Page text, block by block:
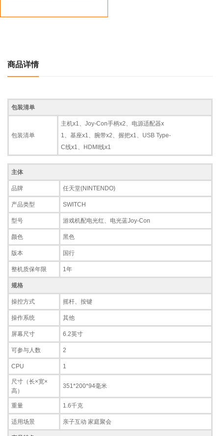
商品详情
包装清单
包装清单
主机x1、Joy-Con手柄x2、电源适配器x
1、基座x1、腕带x2、握把x1、USB Type-
C线x1、HDMI线x1
主体
品牌 任天堂(NINTENDO)
产品类型 SWITCH
型号 游戏机配电光红、电光蓝Joy-Con
颜色 黑色
版本 国行
整机质保年限 1年
规格
操控方式 摇杆、按键
操作系统 其他
屏幕尺寸 6.2英寸
可参与人数 2
CPU 1
尺寸（长×宽×
高）
351*200*94毫米
重量 1.6千克
适用场景 亲子互动 家庭聚会